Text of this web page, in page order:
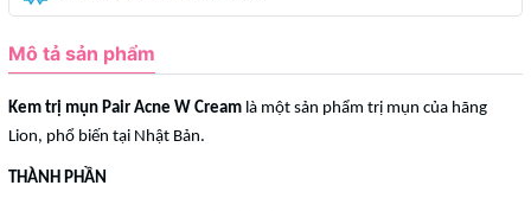
Mô tả sản phẩm
Kem trị mụn Pair Acne W Cream là một sản phẩm trị mụn của hãng
Lion, phổ biến tại Nhật Bản.
THÀNH PHẦN